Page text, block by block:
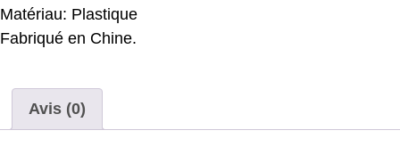
Matériau: Plastique
Fabriqué en Chine.
Avis (0)